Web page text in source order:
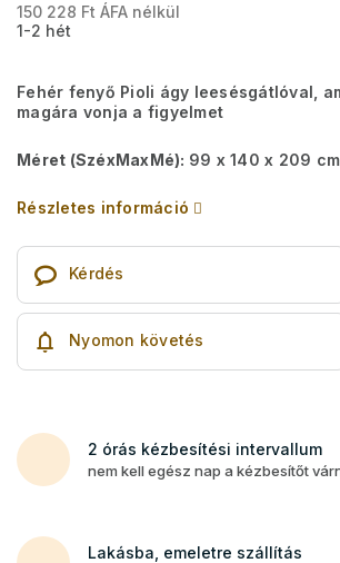
150 228 Ft ÁFA nélkül
1-2 hét
Fehér fenyő Pioli ágy leesésgátlóval,
magára vonja a figyelmet
Méret (SzéxMaxMé): 99 x 140 x 209 cm
Részletes információ
Kérdés
Nyomon követés
2 órás kézbesítési intervallum
nem kell egész nap a kézbesítőt
Lakásba, emeletre szállítás